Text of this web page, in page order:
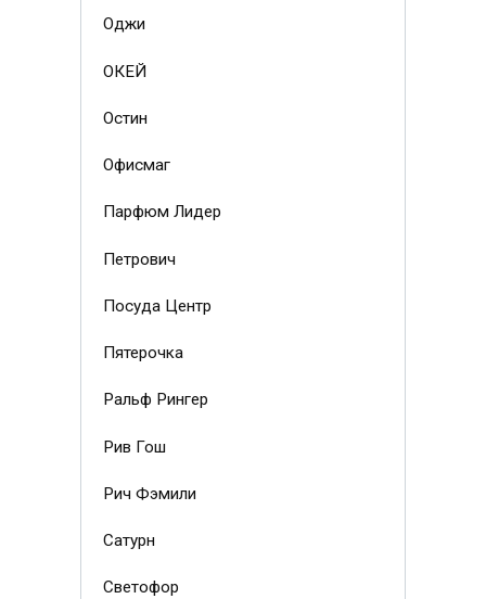
Оджи
ОКЕЙ
Остин
Офисмаг
Парфюм Лидер
Петрович
Посуда Центр
Пятерочка
Ральф Рингер
Рив Гош
Рич Фэмили
Сатурн
Светофор